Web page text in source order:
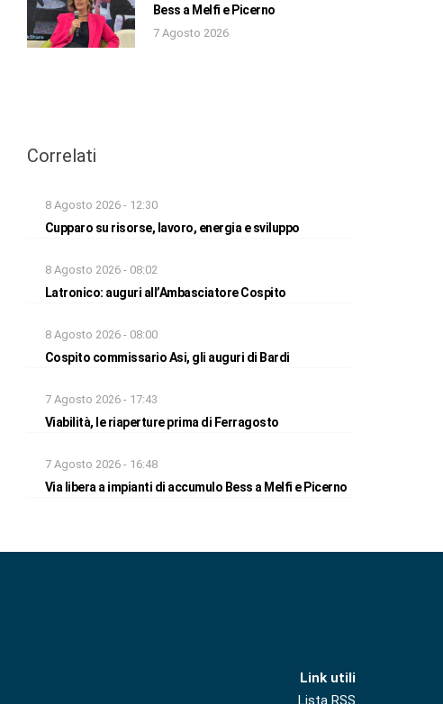
Bess a Melfi e Picerno
7 Agosto 2026
Correlati
8 Agosto 2026 - 12:30
Cupparo su risorse, lavoro, energia e sviluppo
8 Agosto 2026 - 08:02
Latronico: auguri all’Ambasciatore Cospito
8 Agosto 2026 - 08:00
Cospito commissario Asi, gli auguri di Bardi
7 Agosto 2026 - 17:43
Viabilità, le riaperture prima di Ferragosto
7 Agosto 2026 - 16:48
Via libera a impianti di accumulo Bess a Melfi e Picerno
Link utili
Lista RSS